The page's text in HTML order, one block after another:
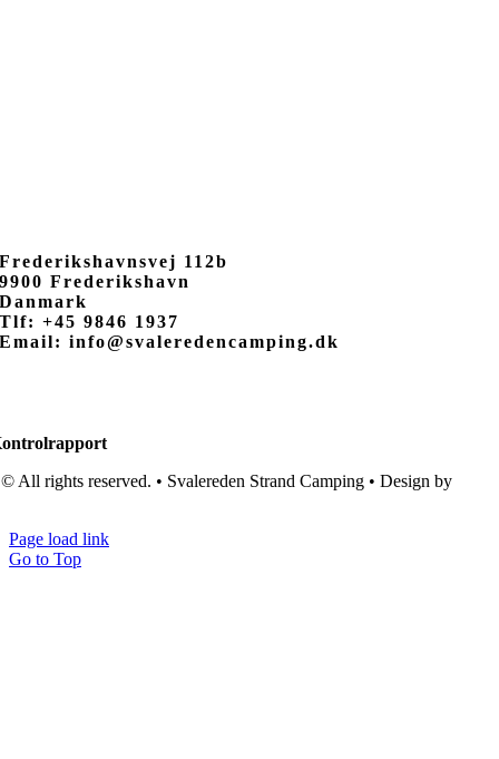
Frederikshavnsvej 112b
9900 Frederikshavn
Danmark
Tlf: +45 9846 1937
Email: info@svaleredencamping.dk
© All rights reserved. • Svalereden Strand Camping • Design by
Page load link
Go to Top